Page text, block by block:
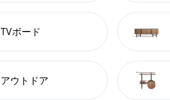
TVボード
アウトドア